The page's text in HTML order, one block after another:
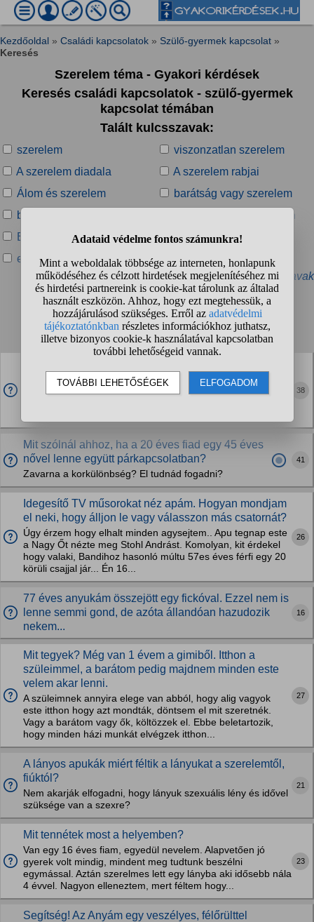
Kezdőoldal » Családi kapcsolatok » Szülő-gyermek kapcsolat »
Keresés
Szerelem téma - Gyakori kérdések
Keresés családi kapcsolatok - szülő-gyermek
kapcsolat témában
Talált kulcsszavak:
szerelem
viszonzatlan szerelem
A szerelem diadala
A szerelem rabjai
Álom és szerelem
barátság vagy szerelem
barátságból szerelem
beteljesületlen szerelem
Bűnös Szerelem
Csúf szerelem
egyoldalú szerelem
eksztatikus szerelem
» További kapcsolódó kulcsszavak
Talált kérdések:
1 2 3 4 ... ❯ ❯❯
16 éves lány, 36 eves férfival van együtt. Szeretik egymást,
és boldogak, a lány szülei csúnyán beszélnek a lánnyal
38
Mit szólnál ahhoz, ha a 20 éves fiad egy 45 éves
nővel lenne együtt párkapcsolatban?
Zavarna a korkülönbség? El tudnád fogadni?
41
Idegesítő TV műsorokat néz apám. Hogyan mondjam
el neki, hogy álljon le vagy válasszon más csatornát?
Úgy érzem hogy elhalt minden agysejtem.. Apu tegnap este
a Nagy Őt nézte meg Stohl Andrást. Komolyan, kit érdekel
hogy valaki, Bandihoz hasonló múltu 57es éves férfi egy 20
körüli csajjal jár... Én 16...
26
77 éves anyukám összejött egy fickóval. Ezzel nem is
lenne semmi gond, de azóta állandóan hazudozik
nekem...
16
Mit tegyek? Még van 1 évem a gimiből. Itthon a
szüleimmel, a barátom pedig majdnem minden este
velem akar lenni.
A szüleimnek annyira elege van abból, hogy alig vagyok
este itthon hogy azt mondták, döntsem el mit szeretnék.
Vagy a barátom vagy ők, költözzek el. Ebbe beletartozik,
hogy minden házi munkát elvégzek itthon...
27
A lányos apukák miért féltik a lányukat a szerelemtől,
fiúktól?
Nem akarják elfogadni, hogy lányuk szexuális lény és idővel
szüksége van a szexre?
21
Mit tennétek most a helyemben?
Van egy 16 éves fiam, egyedül nevelem. Alapvetően jó
gyerek volt mindig, mindent meg tudtunk beszélni
egymással. Aztán szerelmes lett egy lányba aki idősebb nála
4 évvel. Nagyon elleneztem, mert féltem hogy...
23
Segítség! Az Anyám egy veszélyes, félőrülttel